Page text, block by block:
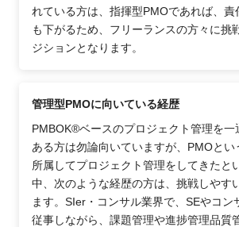
れている方は、指揮型PMOであれば、責
も下がるため、フリーランスの方々に挑
ジションとなります。
管理型PMOに向いている経歴
PMBOK®ベースのプロジェクト管理を一
ある方は勿論向いていますが、PMOとい
所属してプロジェクト管理をしてきたと
中、次のような経歴の方は、挑戦しやす
ます。SIer・コンサル業界で、SEやコン
従事しながら、課題管理や進捗管理品質